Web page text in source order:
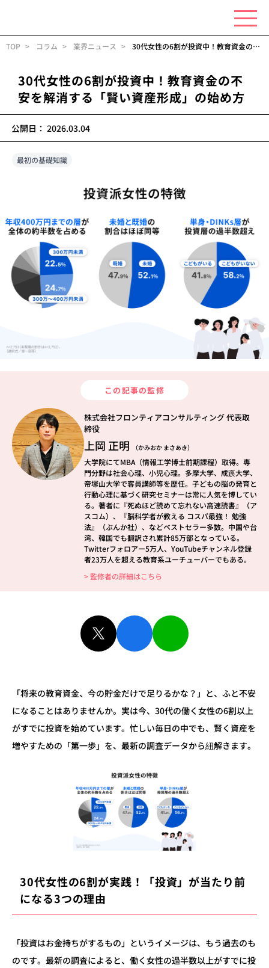
TOP コラム 業界ニュース 30代女性の6割が投資中！教育資金の不安を解消する「賢い資産形成」の始め方
30代女性の6割が投資中！教育資金の不
安を解消する「賢い資産形成」の始め方
公開日： 2026.03.04
最初の基礎知識
この記事の監修
株式会社フロンティアコンサルティング 代表取
締役
上岡 正明 （かみおか まさあき）
大学院にてMBA（情報工学博士前期課程）取得。専
門分野は社会心理、小児心理。多摩大学、成蹊大学、
帝塚山大学で客員講師等を歴任。子どもの脳の発育と
行動心理に基づく研究セミナーは常に人気を博してい
る。著者に『死ぬほど読めて忘れない高速読書』（ア
スコム）、『脳科学者が教える コスパ最強！ 勉強
法』（ぶんか社）、などベストセラー多数。中国や台
湾、韓国でも翻訳され累計85万部となっている。
Twitterフォロアー5万人、YouTubeチャンネル登録
者23万人を超える教育系ユーチューバーでもある。
> 監修者の詳細はこちら
「将来の教育資金、今の貯金だけで足りるかな？」と、ふと不安
になることはありませんか。実は今、30代の働く女性の6割以上
がすでに投資を始めています。忙しい毎日の中でも、賢く資産を
増やすための「第一歩」を、最新の調査データから紐解きます。
30代女性の6割が実践！「投資」が当たり前
になる3つの理由
「投資はお金持ちがするもの」というイメージは、もう過去のも
のです。最新の調査によると、働く女性の過半数以上がすでに投